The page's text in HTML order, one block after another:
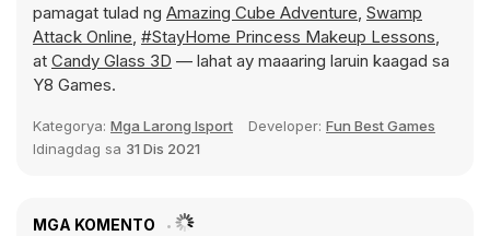
pamagat tulad ng Amazing Cube Adventure, Swamp
Attack Online, #StayHome Princess Makeup Lessons,
at Candy Glass 3D — lahat ay maaaring laruin kaagad sa
Y8 Games.
Kategorya: Mga Larong Isport Developer: Fun Best Games
Idinagdag sa 31 Dis 2021
MGA KOMENTO